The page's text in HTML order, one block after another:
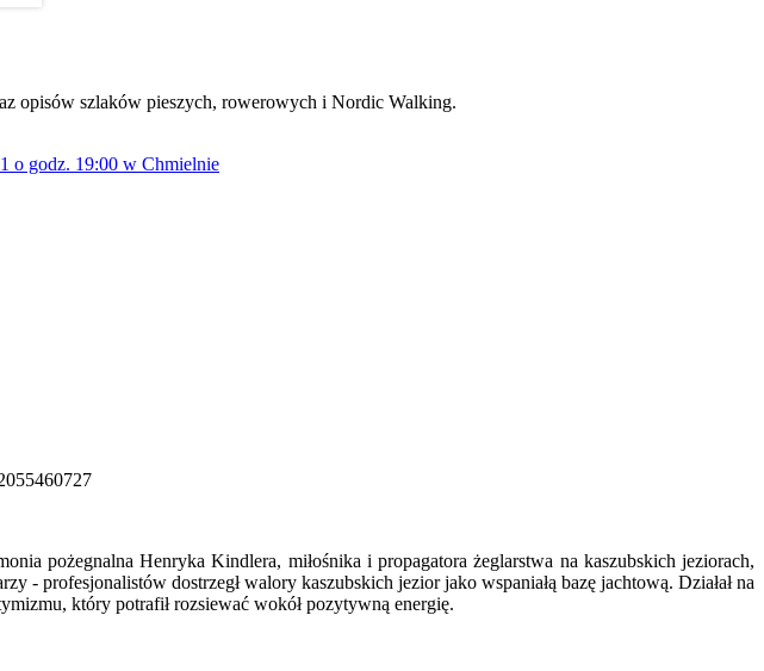
opisów szlaków pieszych, rowerowych i Nordic Walking.
o godz. 19:00 w Chmielnie
pożegnalna Henryka Kindlera, miłośnika i propagatora żeglarstwa na kaszubskich jeziorach,
profesjonalistów dostrzegł walory kaszubskich jezior jako wspaniałą bazę jachtową. Działał na
który potrafił rozsiewać wokół pozytywną energię.